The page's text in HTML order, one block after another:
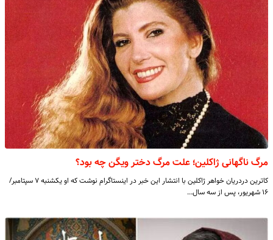
مرگ ناگهانی ژاکلین؛ علت مرگ دختر ویگن چه بود؟
کاترین دردریان خواهر ژاکلین با انتشار این خبر در اینستاگرام نوشت که او یکشنبه ۷ سپتامبر/
۱۶ شهریور، پس از سه سال…